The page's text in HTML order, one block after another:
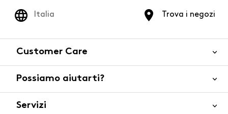
Trova i negozi
Italia
Customer Care
Contattaci
Possiamo aiutarti?
Servizi